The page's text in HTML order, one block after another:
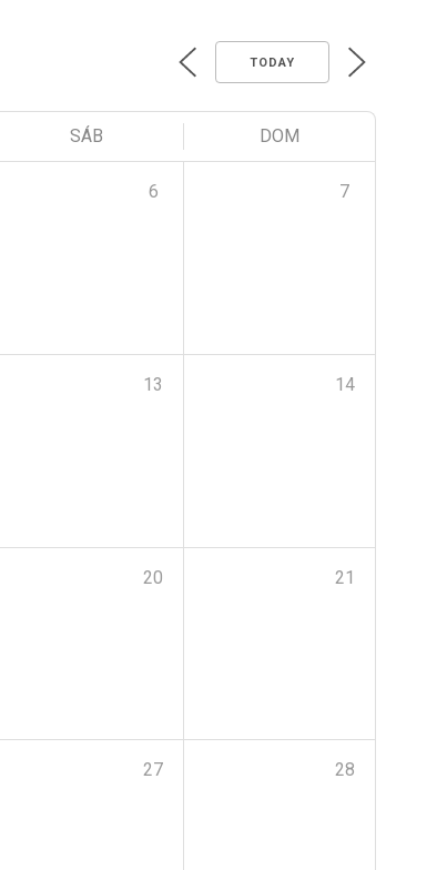
TODAY
SÁB DOM
6 7
13 14
20 21
27 28